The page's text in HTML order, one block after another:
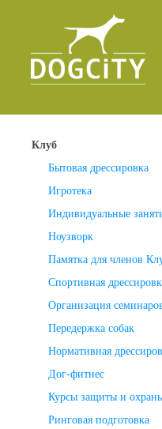
Клуб
Бытовая дрессировка
Игротека
Индивидуальные
Ноузворк
Памятка для членов
Спортивная
Организация
Передержка собак
Нормативная
Дог-фитнес
Курсы защиты и
Ринговая подготовка